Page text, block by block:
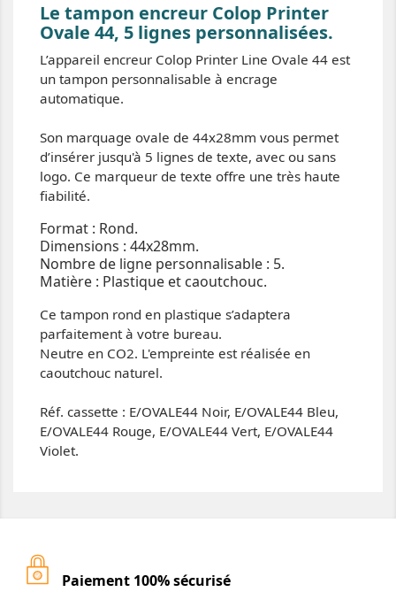
Le tampon encreur Colop Printer
Ovale 44, 5 lignes personnalisées.
L’appareil encreur Colop Printer Line Ovale 44 est
un tampon personnalisable à encrage
automatique.
Son marquage ovale de 44x28mm vous permet
d’insérer jusqu'à 5 lignes de texte, avec ou sans
logo. Ce marqueur de texte offre une très haute
fiabilité.
Format : Rond.
Dimensions : 44x28mm.
Nombre de ligne personnalisable : 5.
Matière : Plastique et caoutchouc.
Ce tampon rond en plastique s’adaptera
parfaitement à votre bureau.
Neutre en CO2. L'empreinte est réalisée en
caoutchouc naturel.
Réf. cassette : E/OVALE44 Noir, E/OVALE44 Bleu,
E/OVALE44 Rouge, E/OVALE44 Vert, E/OVALE44
Violet.
Paiement 100% sécurisé